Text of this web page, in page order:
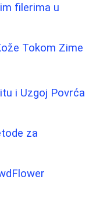
filerima u
Tokom Zime
i Uzgoj Povrća
za